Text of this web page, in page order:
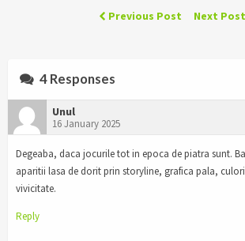
Previous Post Next Post
4 Responses
Unul
16 January 2025
Degeaba, daca jocurile tot in epoca de piatra sunt.
aparitii lasa de dorit prin storyline, grafica pala,
vivicitate.
Reply